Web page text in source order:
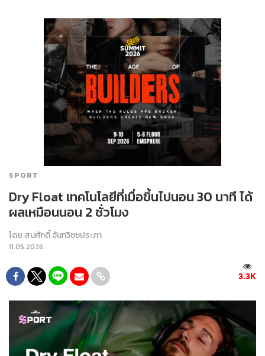
SPORT
Dry Float เทคโนโลยีที่เมื่อขึ้นไปนอน 30 นาที ได้
ผลเหมือนนอน 2 ชั่วโมง
โดย สมศักดิ์ จันทวิชชประภา
11.05.2026
3.3K